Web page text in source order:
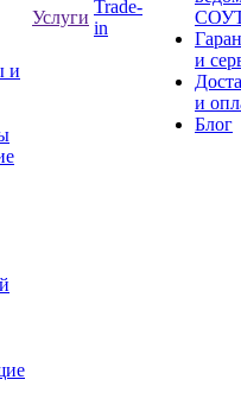
и
Услуги
Trade-
in
и
и
Блог